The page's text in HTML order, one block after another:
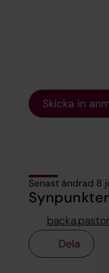
Skicka in
Senast ändrad 8
Dela